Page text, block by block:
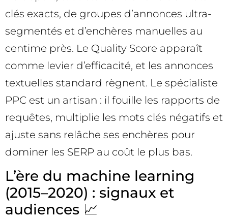
clés exacts, de groupes d’annonces ultra-
segmentés et d’enchères manuelles au
centime près. Le Quality Score apparaît
comme levier d’efficacité, et les annonces
textuelles standard règnent. Le spécialiste
PPC est un artisan : il fouille les rapports de
requêtes, multiplie les mots clés négatifs et
ajuste sans relâche ses enchères pour
dominer les SERP au coût le plus bas.
L’ère du machine learning
(2015–2020) : signaux et
audiences 📈